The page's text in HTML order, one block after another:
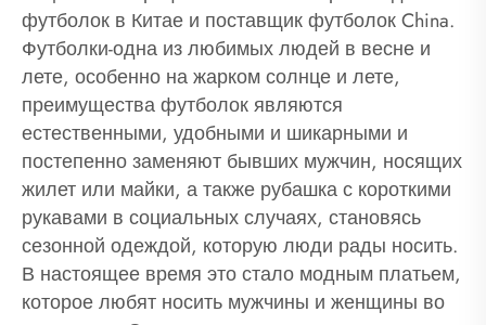
футболок в Китае и поставщик футболок China.
Футболки-одна из любимых людей в весне и
лете, особенно на жарком солнце и лете,
преимущества футболок являются
естественными, удобными и шикарными и
постепенно заменяют бывших мужчин, носящих
жилет или майки, а также рубашка с короткими
рукавами в социальных случаях, становясь
сезонной одеждой, которую люди рады носить.
В настоящее время это стало модным платьем,
которое любят носить мужчины и женщины во